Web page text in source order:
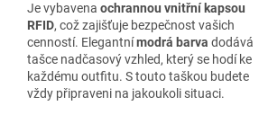
Je vybavena ochrannou vnitřní kapsou
RFID, což zajišťuje bezpečnost vašich
cenností. Elegantnímodrá barva dodává
tašce nadčasový vzhled, který se hodí ke
každému outfitu. S touto taškou budete
vždy připraveni na jakoukoli situaci.